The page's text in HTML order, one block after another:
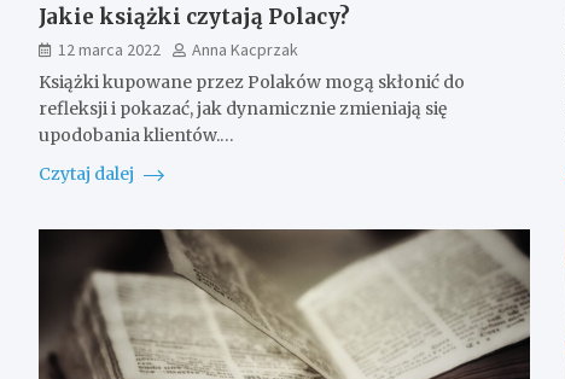
Jakie książki czytają Polacy?
12 marca 2022
Anna Kacprzak
Książki kupowane przez Polaków mogą skłonić do
refleksji i pokazać, jak dynamicznie zmieniają się
upodobania klientów.…
Czytaj dalej